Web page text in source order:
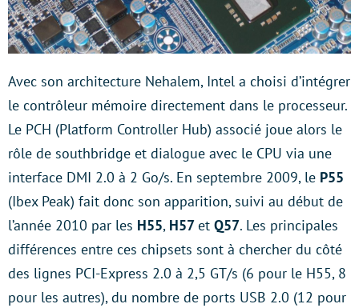
Avec son architecture Nehalem, Intel a choisi d’intégrer
le contrôleur mémoire directement dans le processeur.
Le PCH (Platform Controller Hub) associé joue alors le
rôle de southbridge et dialogue avec le CPU via une
interface DMI 2.0 à 2 Go/s. En septembre 2009, le P55
(Ibex Peak) fait donc son apparition, suivi au début de
l’année 2010 par les H55, H57et Q57. Les principales
différences entre ces chipsets sont à chercher du côté
des lignes PCI-Express 2.0 à 2,5 GT/s (6 pour le H55, 8
pour les autres), du nombre de ports USB 2.0 (12 pour